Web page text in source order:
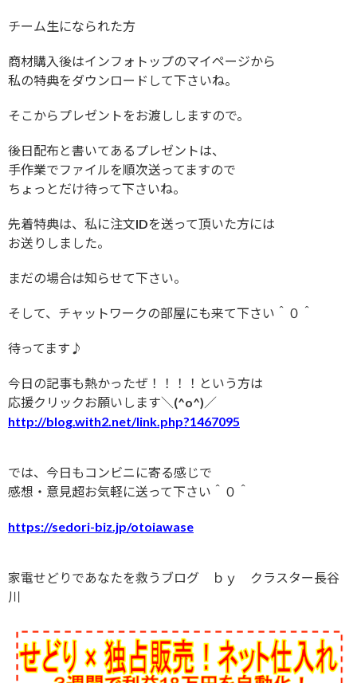
チーム生になられた方
商材購入後はインフォトップのマイページから
私の特典をダウンロードして下さいね。
そこからプレゼントをお渡ししますので。
後日配布と書いてあるプレゼントは、
手作業でファイルを順次送ってますので
ちょっとだけ待って下さいね。
先着特典は、私に注文IDを送って頂いた方には
お送りしました。
まだの場合は知らせて下さい。
そして、チャットワークの部屋にも来て下さい＾０＾
待ってます♪
今日の記事も熱かったぜ！！！！という方は
応援クリックお願いします＼(^o^)／
http://blog.with2.net/link.php?1467095
では、今日もコンビニに寄る感じで
感想・意見超お気軽に送って下さい＾０＾
https://sedori-biz.jp/otoiawase
家電せどりであなたを救うブログ ｂｙ クラスター長谷
川